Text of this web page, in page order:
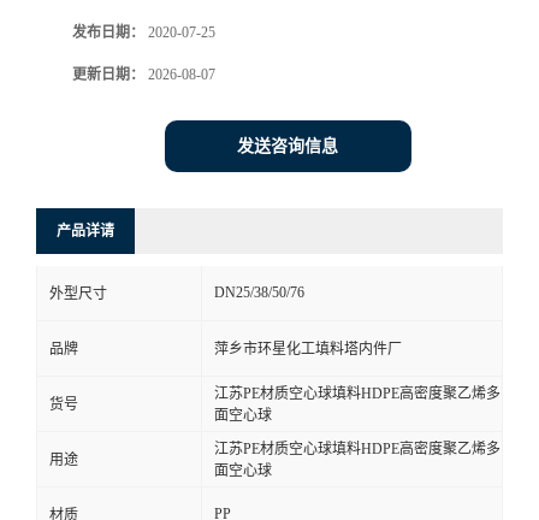
发布日期： 2020-07-25
更新日期： 2026-08-07
发送咨询信息
产品详请
外型尺寸 DN25/38/50/76
品牌 萍乡市环星化工填料塔内件厂
货号
江苏PE材质空心球填料HDPE高密度聚乙烯多
面空心球
用途
江苏PE材质空心球填料HDPE高密度聚乙烯多
面空心球
材质 PP